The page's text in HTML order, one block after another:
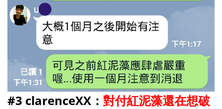
#3 clarenceXX： 對付紅泥藻還在想破